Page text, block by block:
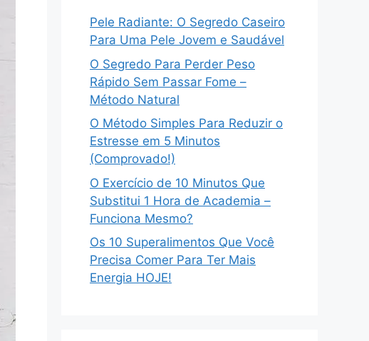
Pele Radiante: O Segredo Caseiro
Para Uma Pele Jovem e Saudável
O Segredo Para Perder Peso
Rápido Sem Passar Fome –
Método Natural
O Método Simples Para Reduzir o
Estresse em 5 Minutos
(Comprovado!)
O Exercício de 10 Minutos Que
Substitui 1 Hora de Academia –
Funciona Mesmo?
Os 10 Superalimentos Que Você
Precisa Comer Para Ter Mais
Energia HOJE!